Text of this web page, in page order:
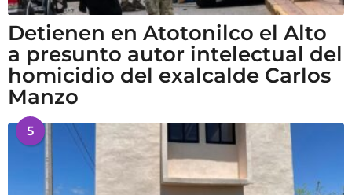
Detienen en Atotonilco el Alto
a presunto autor intelectual del
homicidio del exalcalde Carlos
Manzo
5